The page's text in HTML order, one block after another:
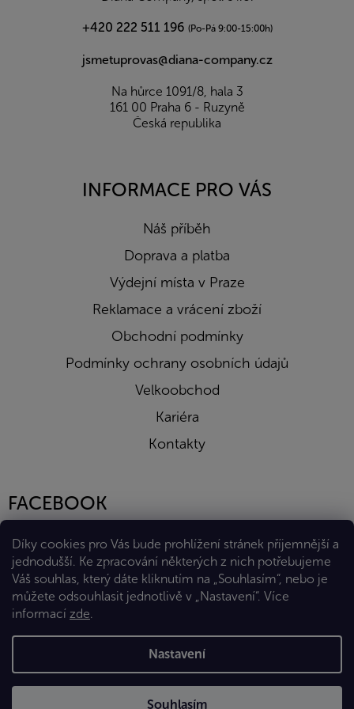
Díky cookies pro Vás bude prohlížení stránek příjemnější a
jednodušší. Ke zpracování některých z nich potřebujeme
Váš souhlas, který dáte kliknutím na „Souhlasím“, nebo je
můžete odsouhlasit jednotlivě v „Nastavení“. Více
informací zde.
Nastavení
Souhlasím
+420 222 511 196 (Po-Pá 9:00-15:00h)
jsmetuprovas@diana-company.cz
Na hůrce 1091/8, hala 3
161 00 Praha 6 - Ruzyně
Česká republika
INFORMACE PRO VÁS
Náš příběh
Doprava a platba
Výdejní místa v Praze
Reklamace a vrácení zboží
Obchodní podmínky
Podmínky ochrany osobních údajů
Velkoobchod
Kariéra
Kontakty
FACEBOOK
Vytvořil Shoptet Premium
Copyright 2026Eshop Diana Company, spol. s r.o.. Všechna
práva vyhrazena.